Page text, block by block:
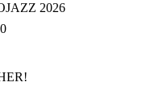
2026